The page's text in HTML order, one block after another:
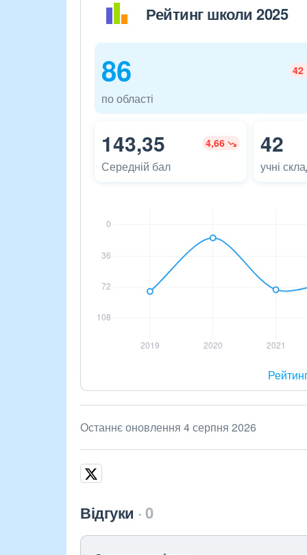
Рейтинг школи 2025
86 42
по області
143,35 4,66
Середній бал
42
учні
Останнє оновлення 4 серпня 2026
Відгуки 0